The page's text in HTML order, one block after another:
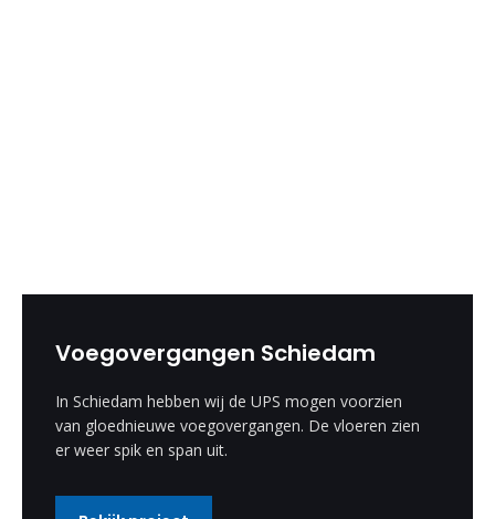
Voegovergangen Schiedam
In Schiedam hebben wij de UPS mogen voorzien
van gloednieuwe voegovergangen. De vloeren zien
er weer spik en span uit.